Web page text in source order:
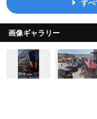
すべ
画像ギャラリー